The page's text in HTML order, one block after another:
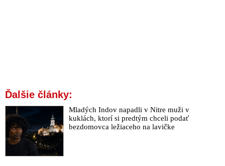
Ďalšie články:
Mladých Indov napadli v Nitre muži v
kuklách, ktorí si predtým chceli podať
bezdomovca ležiaceho na lavičke